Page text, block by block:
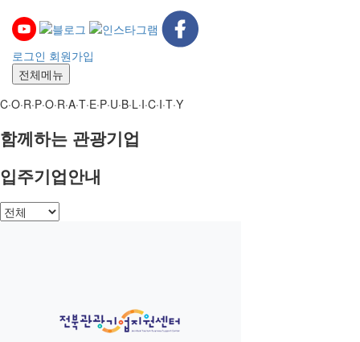
로그인 회원가입
전체메뉴
C·O·R·P·O·R·A·T·E·P·U·B·L·I·C·I·T·Y
함께하는 관광기업
입주기업안내